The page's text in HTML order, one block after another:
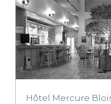
Hôtel Mercure